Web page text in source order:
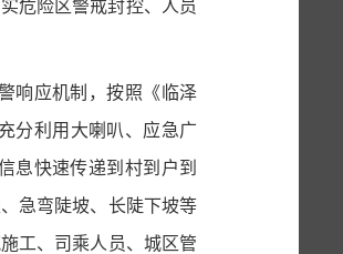
危险区警戒封控、人员
响应机制，按照《临泽
分利用大喇叭、应急广
息快速传递到村到户到
急弯陡坡、长陡下坡等
工、司乘人员、城区管